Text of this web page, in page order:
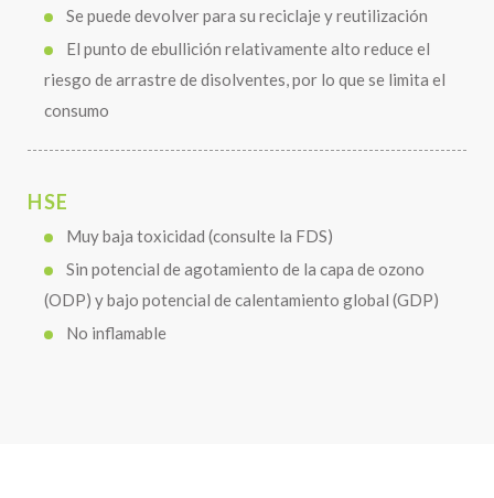
Se puede devolver para su reciclaje y reutilización
El punto de ebullición relativamente alto reduce el
riesgo de arrastre de disolventes, por lo que se limita el
consumo
HSE
Muy baja toxicidad (consulte la FDS)
Sin potencial de agotamiento de la capa de ozono
(ODP) y bajo potencial de calentamiento global (GDP)
No inflamable